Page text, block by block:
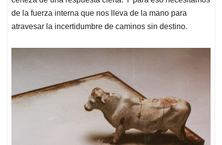
de la fuerza interna que nos lleva de la mano para
atravesar la incertidumbre de caminos sin destino.